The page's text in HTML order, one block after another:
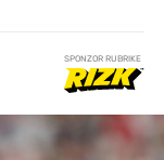
SPONZOR RUBRIKE